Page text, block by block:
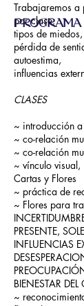
Trabajaremos a
por clase:
tipos de
pérdida de
autoestima,
influencias
CLASES
~ introducción
~ co-relación
~ co-relación
~ vínculo
Cartas y Flores
~ práctica de
~ Flores para
PRESENTE,
INFLUENCIAS
BIENESTAR DEL
~
PROGRAMA